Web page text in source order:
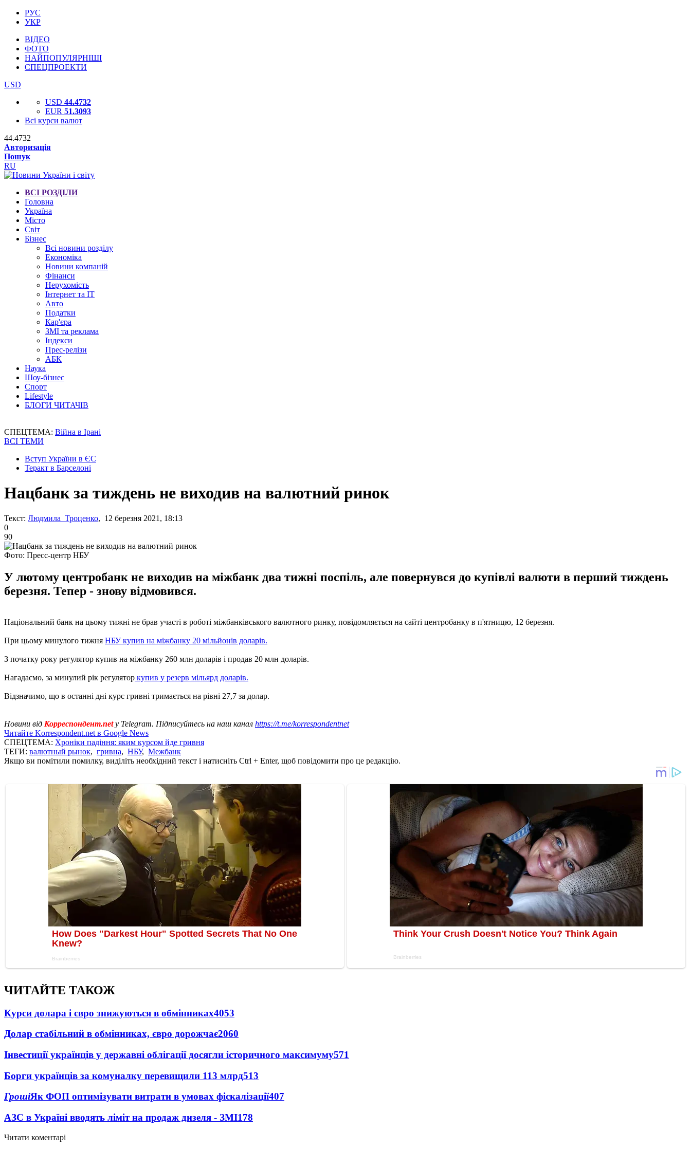
РУС
УКР
ВІДЕО
ФОТО
НАЙПОПУЛЯРНІШІ
СПЕЦПРОЕКТИ
USD
USD 44.4732
EUR 51.3093
Всі курси валют
44.4732
Авторизація
Пошук
RU
ВСІ РОЗДІЛИ
Головна
Україна
Місто
Світ
Бізнес
Всі новини розділу
Економіка
Новини компаній
Фінанси
Нерухомість
Інтернет та IT
Авто
Податки
Кар'єра
ЗМІ та реклама
Індекси
Прес-релізи
АБК
Наука
Шоу-бізнес
Спорт
Lifestyle
БЛОГИ ЧИТАЧІВ
СПЕЦТЕМА: Війна в Ірані
ВСІ ТЕМИ
Вступ України в ЄС
Теракт в Барселоні
Нацбанк за тиждень не виходив на валютний ринок
Текст: Людмила Троценко, 12 березня 2021, 18:13
0
90
Фото: Пресс-центр НБУ
У лютому центробанк не виходив на міжбанк два тижні поспіль, але повернувся до купівлі валюти в перший тиждень
березня. Тепер - знову відмовився.
Національний банк на цьому тижні не брав участі в роботі міжбанківського валютного ринку, повідомляється на сайті центробанку в п'ятницю, 12 березня.
При цьому минулого тижня НБУ купив на міжбанку 20 мільйонів доларів.
З початку року регулятор купив на міжбанку 260 млн доларів і продав 20 млн доларів.
Нагадаємо, за минулий рік регулятор купив у резерв мільярд доларів.
Відзначимо, що в останні дні курс гривні тримається на рівні 27,7 за долар.
Новини від Корреспондент.netу Telegram. Підписуйтесь на наш канал https://t.me/korrespondentnet
Читайте Korrespondent.net в Google News
СПЕЦТЕМА: Хроніки падіння: яким курсом йде гривня
ТЕГИ: валютный рынок, гривна, НБУ, Межбанк
Якщо ви помітили помилку, виділіть необхідний текст і натисніть Ctrl + Enter, щоб повідомити про це редакцію.
ЧИТАЙТЕ ТАКОЖ
Курси долара і євро знижуються в обмінниках4053
Долар стабільний в обмінниках, євро дорожчає2060
Інвестиції українців у державні облігації досягли історичного максимуму571
Борги українців за комуналку перевищили 113 млрд513
ГрошіЯк ФОП оптимізувати витрати в умовах фіскалізації407
АЗС в Україні вводять ліміт на продаж дизеля - ЗМІ178
Читати коментарі